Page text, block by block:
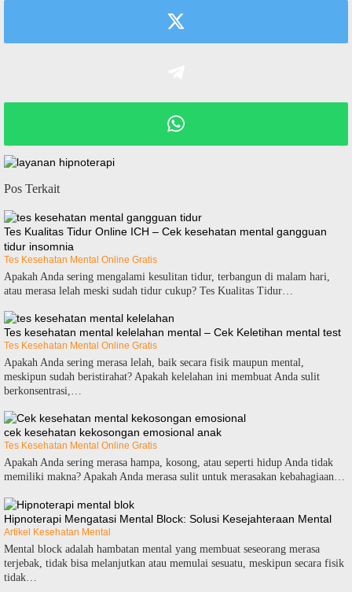
Pos Terkait
Tes Kualitas Tidur Online ICH – Cek kesehatan mental gangguan
tidur insomnia
Tes Kesehatan Mental Online Gratis
Apakah Anda sering mengalami kesulitan tidur, terbangun di malam hari,
atau merasa lelah meski sudah tidur cukup? Tes Kualitas Tidur…
Tes kesehatan mental kelelahan mental – Cek Keletihan mental test
Tes Kesehatan Mental Online Gratis
Apakah Anda sering merasa lelah, baik secara fisik maupun mental,
meskipun sudah beristirahat? Apakah kelelahan ini membuat Anda sulit
berkonsentrasi,…
cek kesehatan kekosongan emosional anak
Tes Kesehatan Mental Online Gratis
Apakah Anda sering merasa hampa, kosong, atau seperti hidup Anda tidak
memiliki makna? Apakah Anda merasa sulit untuk merasakan kebahagiaan…
Hipnoterapi Mengatasi Mental Block: Solusi Kesejahteraan Mental
Artikel Kesehatan Mental
Mental block adalah hambatan mental yang membuat seseorang merasa
terjebak, tidak bisa melanjutkan atau memulai sesuatu, meskipun secara fisik
tidak…